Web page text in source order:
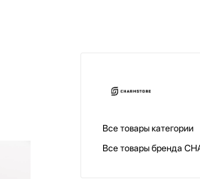
СКИДКА
Все товары категории
Все товары бренда